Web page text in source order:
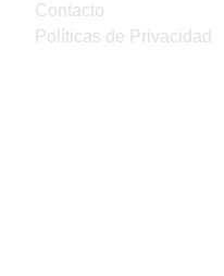
Contacto
Políticas de Privacidad